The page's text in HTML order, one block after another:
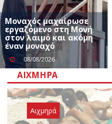
Μοναχός μαχαίρωσε
εργαζόμενο στη Μονή
στον λαιμό και ακόμη
έναν μοναχό
08/08/2026
ΑΙΧΜΗΡΆ
Αιχμηρά